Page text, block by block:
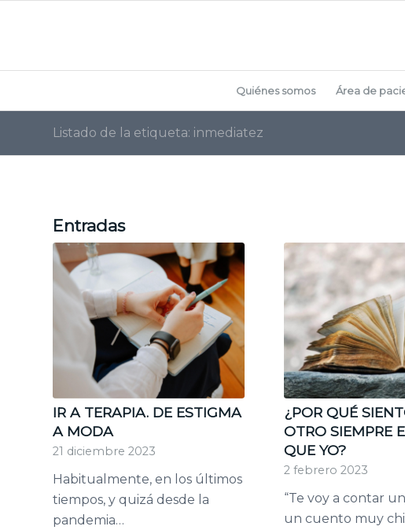
Quiénes somos Área de
Listado de la etiqueta: inmediatez
Entradas
IR A TERAPIA. DE ESTIGMA
A MODA
21 diciembre 2023
Habitualmente, en los últimos
tiempos, y quizá desde la
pandemia…
¿POR QUÉ
OTRO SIEMPRE
QUE YO?
2 febrero 2023
“Te voy a contar
un cuento muy